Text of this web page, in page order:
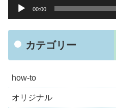
00:00
カテゴリー
how-to
オリジナル